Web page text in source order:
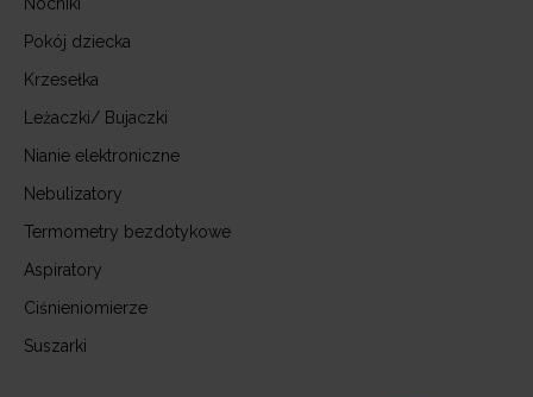
Nocniki
Pokój dziecka
Krzesełka
Leżaczki/ Bujaczki
Nianie elektroniczne
Nebulizatory
Termometry bezdotykowe
Aspiratory
Ciśnieniomierze
Suszarki